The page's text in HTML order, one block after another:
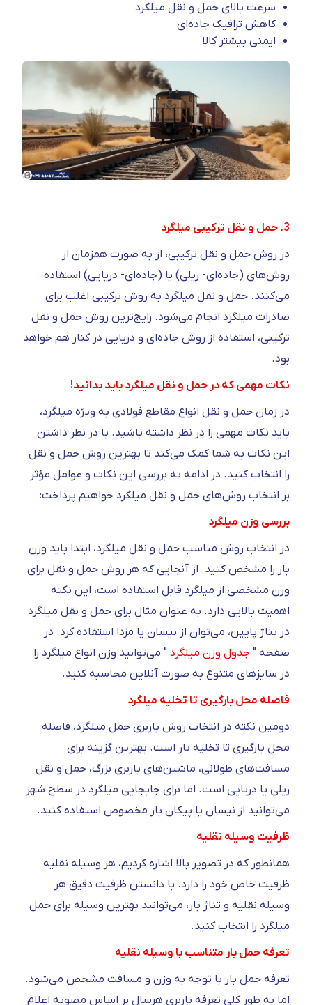
سرعت بالای حمل و نقل میلگرد
کاهش ترافیک جاده‌ای
ایمنی بیشتر کالا
3. حمل و نقل ترکیبی میلگرد
در روش حمل و نقل ترکیبی، از به صورت همزمان از
روش‌های (جاده‌ای- ریلی) یا (جاده‌ای- دریایی) استفاده
می‌کنند. حمل و نقل میلگرد به روش ترکیبی اغلب برای
صادرات میلگرد انجام می‌شود. رایج‌ترین روش حمل و نقل
ترکیبی، استفاده از روش جاده‌ای و دریایی در کنار هم خواهد
بود.
نکات مهمی که در حمل و نقل میلگرد باید بدانید!
در زمان حمل و نقل انواع مقاطع فولادی به ویژه میلگرد،
باید نکات مهمی را در نظر داشته باشید. با در نظر داشتن
این نکات به شما کمک می‌کند تا بهترین روش حمل و نقل
را انتخاب کنید. در ادامه به بررسی این نکات و عوامل مؤثر
بر انتخاب روش‌های حمل و نقل میلگرد خواهیم پرداخت:
بررسی وزن میلگرد
در انتخاب روش مناسب حمل و نقل میلگرد، ابتدا باید وزن
بار را مشخص کنید. از آنجایی که هر روش حمل و نقل برای
وزن مشخصی از میلگرد قابل استفاده است، این نکته
اهمیت بالایی دارد. به عنوان مثال برای حمل و نقل میلگرد
در تناژ پایین، می‌توان از نیسان یا مزدا استفاده کرد. در
صفحه " جدول وزن میلگرد " می‌توانید وزن انواع میلگرد را
در سایزهای متنوع به صورت آنلاین محاسبه کنید.
فاصله محل بارگیری تا تخلیه میلگرد
دومین نکته در انتخاب روش باربری حمل میلگرد، فاصله
محل بارگیری تا تخلیه بار است. بهترین گزینه برای
مسافت‌های طولانی، ماشین‌های باربری بزرگ، حمل و نقل
ریلی یا دریایی است. اما برای جابجایی میلگرد در سطح شهر
می‌توانید از نیسان یا پیکان بار مخصوص استفاده کنید.
ظرفیت وسیله نقلیه
همانطور که در تصویر بالا اشاره کردیم، هر وسیله نقلیه
ظرفیت خاص خود را دارد. با دانستن ظرفیت دقیق هر
وسیله نقلیه و تناژ بار، می‌توانید بهترین وسیله برای حمل
میلگرد را انتخاب کنید.
تعرفه حمل بار متناسب با وسیله نقلیه
تعرفه حمل بار با توجه به وزن و مسافت مشخص می‌شود.
اما به طور کلی تعرفه باربری هرسال بر اساس مصوبه اعلام